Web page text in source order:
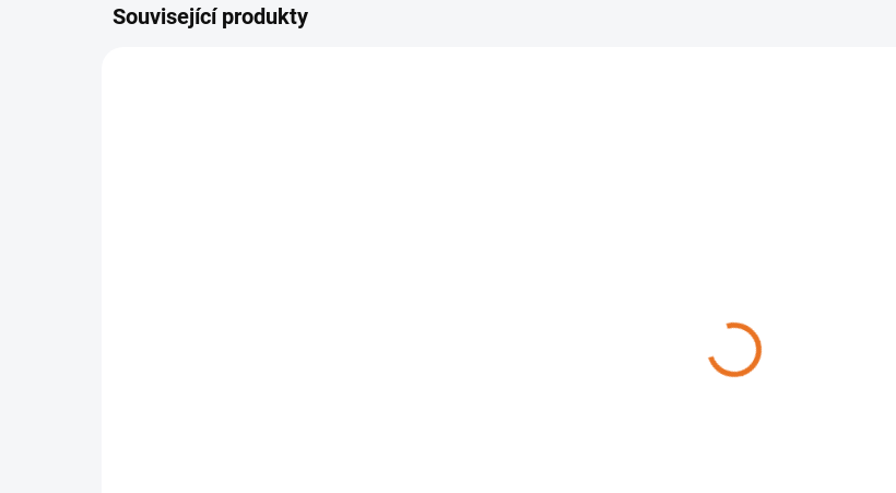
Související produkty